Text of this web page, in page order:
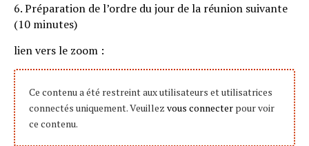
Préparation de l’ordre du jour de la réunion suivante
(10 minutes)
lien vers le zoom :
Ce contenu a été restreint aux utilisateurs et utilisatrices
connectés uniquement. Veuillez vous connecter pour voir
ce contenu.